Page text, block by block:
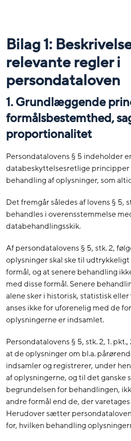
Bilag 1:
relevante regler i
persondataloven
1. Grundlæggende
formålsbestemthed,
proportionalitet
Persondatalovens § 5 indeholder
databeskyttelsesretlige principper
behandling af oplysninger, som
Det fremgår således af lovens § 5,
behandles i overensstemmelse
databehandlingsskik.
Af persondatalovens § 5, stk. 2,
oplysninger skal ske til udtrykkeligt
formål, og at senere behandling
med disse formål. Senere
alene sker i historisk, statistisk
anses ikke for uforenelig med de
oplysningerne er indsamlet.
Persondatalovens § 5, stk. 2, 1.
at de oplysninger om bl.a.
indsamler og registrerer, under
af oplysningerne, og til det
begrundelsen for behandlingen,
andre formål end de, der
Herudover sætter
for, hvilken behandling